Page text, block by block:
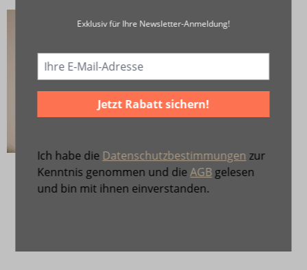
Exklusiv für Ihre Newsletter-Anmeldung!
Jetzt Rabatt sichern!
Ich habe die Datenschutzbestimmungen zur
Kenntnis genommen und dieAGB gelesen
und bin mit ihnen einverstanden.
HOLZ-LEUTE
Wärmespiel Christi Geburt
22,90 €
-35%
Servierlöffel Olivenholz